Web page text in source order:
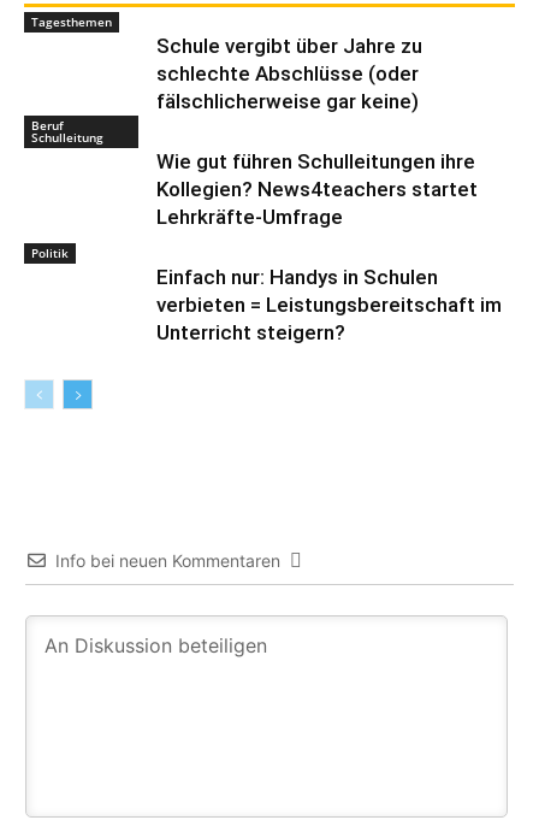
Tagesthemen
Schule vergibt über Jahre zu
schlechte Abschlüsse (oder
fälschlicherweise gar keine)
Beruf
Schulleitung
Wie gut führen Schulleitungen ihre
Kollegien? News4teachers startet
Lehrkräfte-Umfrage
Politik
Einfach nur: Handys in Schulen
verbieten = Leistungsbereitschaft im
Unterricht steigern?
Info bei neuen Kommentaren